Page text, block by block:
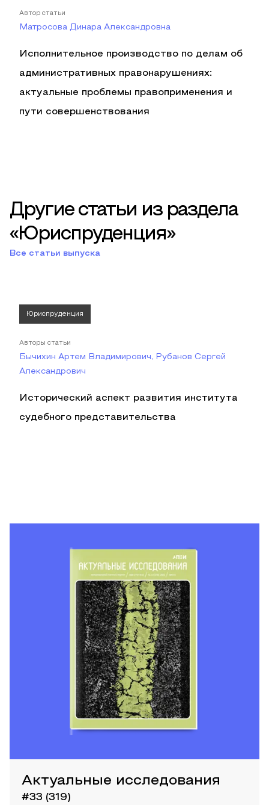
Автор статьи
Матросова Динара Александровна
Исполнительное производство по делам об
административных правонарушениях:
актуальные проблемы правоприменения и
пути совершенствования
Другие статьи из раздела
«Юриспруденция»
Все статьи выпуска
Юриспруденция
Авторы статьи
Бычихин Артем Владимирович, Рубанов Сергей
Александрович
Исторический аспект развития института
судебного представительства
Актуальные исследования
#33 (319)